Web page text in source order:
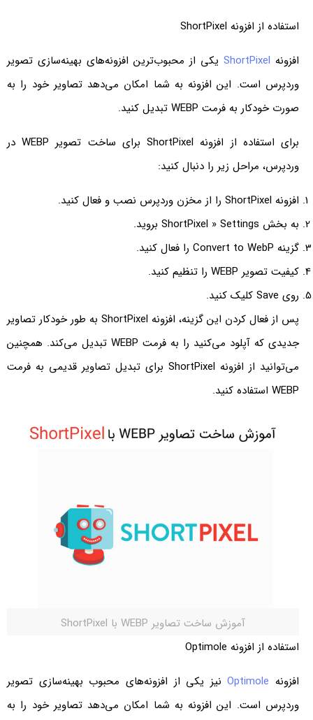
استفاده از افزونه ShortPixel
افزونه ShortPixelیکی از محبوب‌ترین افزونه‌های بهینه‌سازی تصویر
وردپرس است. این افزونه به شما امکان می‌دهد تصاویر خود را به
صورت خودکار به فرمت WEBP تبدیل کنید.
برای استفاده از افزونه ShortPixel برای ساخت تصویر WEBP در
وردپرس، مراحل زیر را دنبال کنید:
افزونه ShortPixel را از مخزن وردپرس نصب و فعال کنید.
به بخش ShortPixel » Settings بروید.
گزینه Convert to WebP را فعال کنید.
کیفیت تصویر WEBP را تنظیم کنید.
روی Save کلیک کنید.
پس از فعال کردن این گزینه، افزونه ShortPixel به طور خودکار تصاویر
جدیدی که آپلود می‌کنید را به فرمت WEBP تبدیل می‌کند. همچنین
می‌توانید از افزونه ShortPixel برای تبدیل تصاویر قدیمی به فرمت
WEBP استفاده کنید.
آموزش ساخت تصاویر WEBP با ShortPixel
استفاده از افزونه Optimole
افزونه Optimoleنیز یکی از افزونه‌های محبوب بهینه‌سازی تصویر
وردپرس است. این افزونه به شما امکان می‌دهد تصاویر خود را به